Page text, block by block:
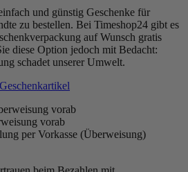
und günstig Geschenke für
zu bestellen. Bei Timeshop24 gibt es
auf Wunsch gratis
diese Option jedoch mit Bedacht:
schadet unserer Umwelt.
vorab
per Vorkasse (Überweisung)